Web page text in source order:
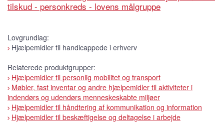
tilskud - personkreds - lovens målgruppe
Lovgrundlag:
Hjælpemidler til handicappede i erhverv
Relaterede produktgrupper:
Hjælpemidler til personlig mobilitet og transport
Møbler, fast inventar og andre hjælpemidler til aktiviteter i
indendørs og udendørs menneskeskabte miljøer
Hjælpemidler til håndtering af kommunikation og information
Hjælpemidler til beskæftigelse og deltagelse i arbejde